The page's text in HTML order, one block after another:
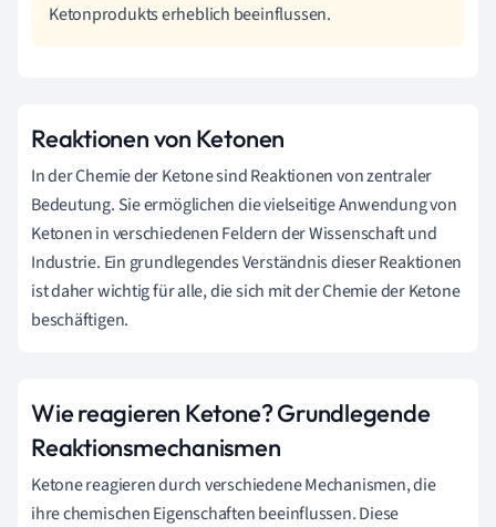
Ketonprodukts erheblich beeinflussen.
Reaktionen von Ketonen
In der Chemie der Ketone sind Reaktionen von zentraler
Bedeutung. Sie ermöglichen die vielseitige Anwendung von
Ketonen in verschiedenen Feldern der Wissenschaft und
Industrie. Ein grundlegendes Verständnis dieser Reaktionen
ist daher wichtig für alle, die sich mit der Chemie der Ketone
beschäftigen.
Wie reagieren Ketone? Grundlegende
Reaktionsmechanismen
Ketone reagieren durch verschiedene Mechanismen, die
ihre chemischen Eigenschaften beeinflussen. Diese